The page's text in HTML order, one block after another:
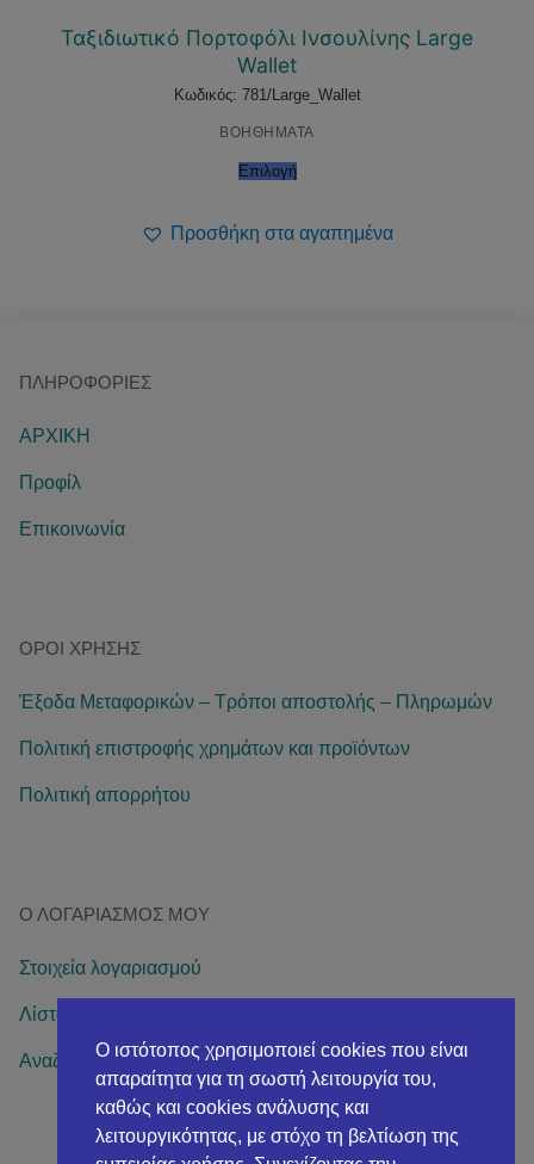
Ταξιδιωτικό Πορτοφόλι Ινσουλίνης Large
Wallet
Κωδικός: 781/Large_Wallet
ΒΟΗΘΗΜΑΤΑ
Επιλογή
Προσθήκη στα αγαπημένα
ΠΛΗΡΟΦΟΡΊΕΣ
ΑΡΧΙΚΗ
Προφίλ
Επικοινωνία
ΌΡΟΙ ΧΡΉΣΗΣ
Έξοδα Μεταφορικών – Τρόποι αποστολής – Πληρωμών
Πολιτική επιστροφής χρημάτων και προϊόντων
Πολιτική απορρήτου
Ο ΛΟΓΑΡΙΑΣΜΌΣ ΜΟΥ
Στοιχεία λογαριασμού
Λίστα επιθυμιών
Αναζήτηση παραγγελίας
Ο ιστότοπος χρησιμοποιεί cookies που είναι
απαραίτητα για τη σωστή λειτουργία του,
καθώς και cookies ανάλυσης και
λειτουργικότητας, με στόχο τη βελτίωση της